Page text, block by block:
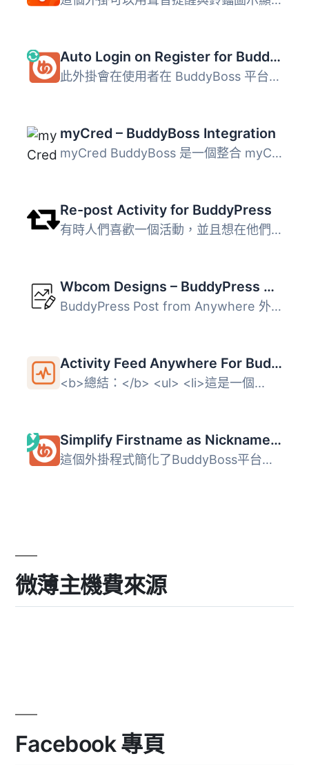
Auto Login on Register for BuddyBoss
此外掛會在使用者在 BuddyBoss 平台進行註冊時，自動幫他們登...
myCred – BuddyBoss Integration
myCred BuddyBoss 是一個整合 myCred 的外掛，可以基於 Buddy...
Re-post Activity for BuddyPress
有時人們喜歡一個活動，並且想在他們的個人檔案或群組上發布...
Wbcom Designs – BuddyPress Post from Anywhere
BuddyPress Post from Anywhere 外掛讓使用者能在網站的任意...
Activity Feed Anywhere For BuddyBoss
<b>總結：</b> <ul> <li>這是一個...
Simplify Firstname as Nickname for BuddyBoss
這個外掛程式簡化了BuddyBoss平台上的註冊流程，透過移除「名...
微薄主機費來源
Facebook 專頁